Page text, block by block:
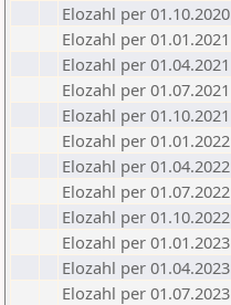
Elozahl per 01.10.2020
Elozahl per 01.01.2021
Elozahl per 01.04.2021
Elozahl per 01.07.2021
Elozahl per 01.10.2021
Elozahl per 01.01.2022
Elozahl per 01.04.2022
Elozahl per 01.07.2022
Elozahl per 01.10.2022
Elozahl per 01.01.2023
Elozahl per 01.04.2023
Elozahl per 01.07.2023